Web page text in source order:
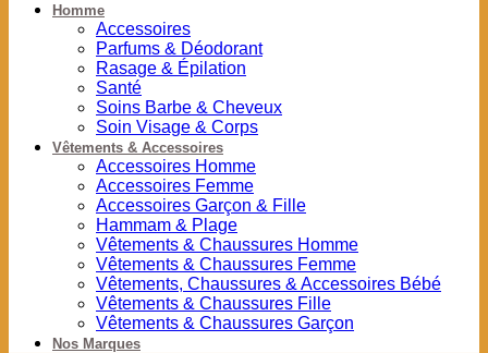
Homme
Accessoires
Parfums & Déodorant
Rasage & Épilation
Santé
Soins Barbe & Cheveux
Soin Visage & Corps
Vêtements & Accessoires
Accessoires Homme
Accessoires Femme
Accessoires Garçon & Fille
Hammam & Plage
Vêtements & Chaussures Homme
Vêtements & Chaussures Femme
Vêtements, Chaussures & Accessoires Bébé
Vêtements & Chaussures Fille
Vêtements & Chaussures Garçon
Nos Marques